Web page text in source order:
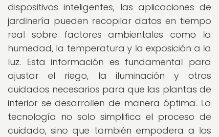
dispositivos inteligentes, las aplicaciones de
jardinería pueden recopilar datos en tiempo
real sobre factores ambientales como la
humedad, la temperatura y la exposición a la
luz. Esta información es fundamental para
ajustar el riego, la iluminación y otros
cuidados necesarios para que las plantas de
interior se desarrollen de manera óptima. La
tecnología no solo simplifica el proceso de
cuidado, sino que también empodera a los